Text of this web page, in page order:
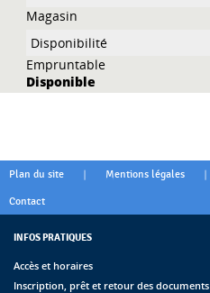
Magasin
Empruntable
Disponible
Plan du site | Mentions légales |
Contact
INFOS PRATIQUES
Accès et horaires
Inscription, prêt et retour des documents